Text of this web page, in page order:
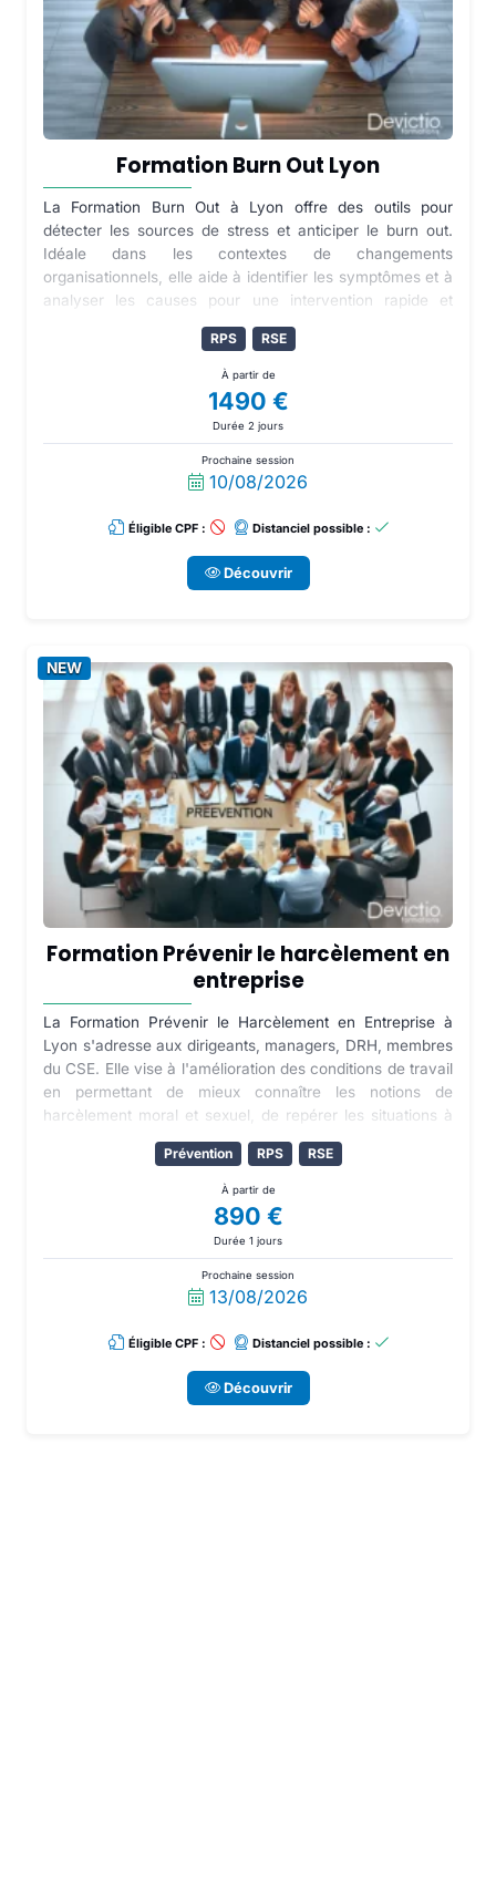
Formation Burn Out Lyon
La Formation Burn Out à Lyon offre des outils pour
détecter les sources de stress et anticiper le burn out.
Idéale dans les contextes de changements
organisationnels, elle aide à identifier les symptômes et à
analyser les causes pour une intervention rapide et
efficace.
RPS RSE
À partir de
1490 €
Durée 2 jours
Prochaine session
10/08/2026
Éligible CPF : Distanciel possible :
Découvrir
NEW
Formation Prévenir le harcèlement en
entreprise
La Formation Prévenir le Harcèlement en Entreprise à
Lyon s'adresse aux dirigeants, managers, DRH, membres
du CSE. Elle vise à l'amélioration des conditions de travail
en permettant de mieux connaître les notions de
harcèlement moral et sexuel, de repérer les situations à
risque et de mettre en œuvre un processus de prévention
adapté.
Prévention RPS RSE
À partir de
890 €
Durée 1 jours
Prochaine session
13/08/2026
Éligible CPF : Distanciel possible :
Découvrir